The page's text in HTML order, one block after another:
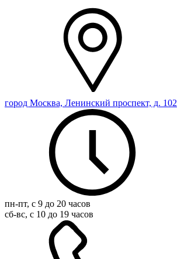
город Москва, Ленинский проспект, д. 102
пн-пт, с 9 до 20 часов
сб-вс, с 10 до 19 часов